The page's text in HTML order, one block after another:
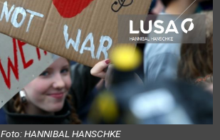
Foto: HANNIBAL HANSCHKE